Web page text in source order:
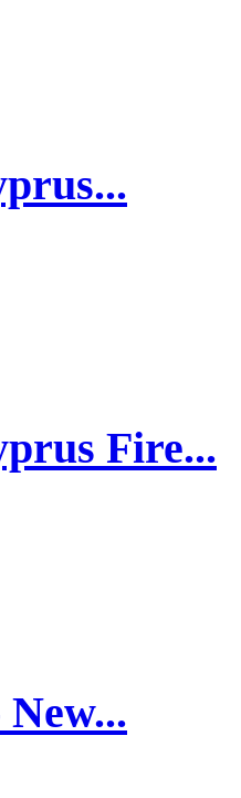
Fire...